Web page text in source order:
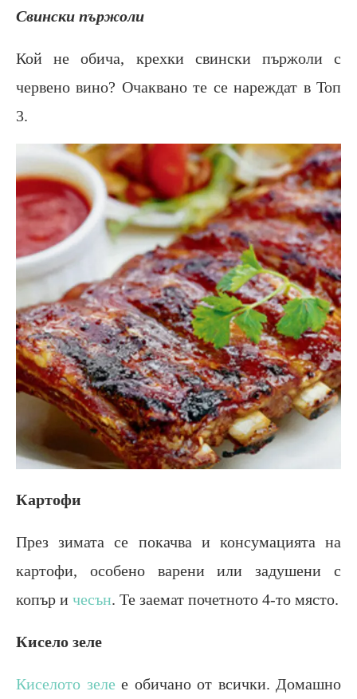
Свински пържоли
Кой не обича, крехки свински пържоли с
червено вино? Очаквано те се нареждат в Топ
3.
Картофи
През зимата се покачва и консумацията на
картофи, особено варени или задушени с
копър и чесън. Те заемат почетното 4-то място.
Кисело зеле
Киселото зеле е обичано от всички. Домашно